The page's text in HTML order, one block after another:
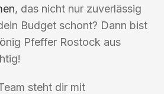
, das nicht nur zuverlässig
Budget schont? Dann bist
Pfeffer Rostock aus
steht dir mit